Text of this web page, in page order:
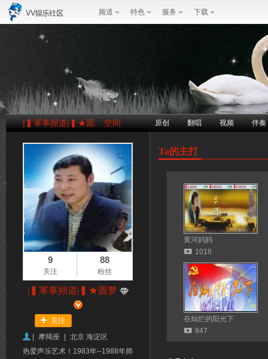
频道 特色 服务 下载
|▍軍事頻道|▍★圆... 空间 原创 翻唱 视频 伴奏
9
关注
88
粉丝
|▍軍事頻道|▍★圆梦
关注
摩羯座
北京 海淀区
热爱声乐艺术！1983年--1988年师
Ta的主打
黄河妈妈
1018
在灿烂的阳光下
847